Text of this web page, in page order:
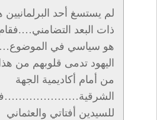
لم يستسغ أحد البرلمانيين
ذات البعد
هو سياسي في
اليهود تدمى قلوبهم من
من أمام أكاديمية الجهة
للسيدين أفتاتي والعثماني